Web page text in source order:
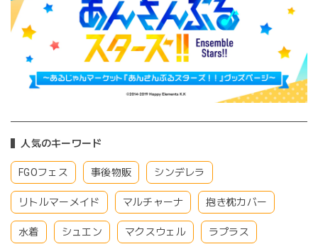
人気のキーワード
FGOフェス 事後物販 シンデレラ
リトルマーメイド マルチャーナ 抱き枕カバー
水着 シュエン マクスウェル ラプラス